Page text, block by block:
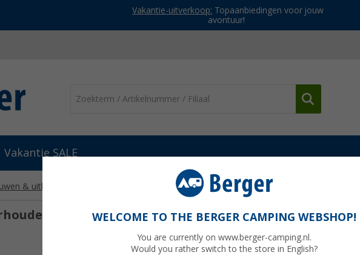
Vakantie-uitverkoop: Topaanbiedingen voor jouw
avontuur!
Vakantie SALE
& uitbouwen Houders, vakken & praktische zaken Fidlock Vacuüm stuurhouder
Magnetische Smartphonehouder voor
WELCOME TO THE BERGER CAMPING WEBSHOP!
You are currently on www.berger-camping.nl.
Would you rather switch to the store in English?